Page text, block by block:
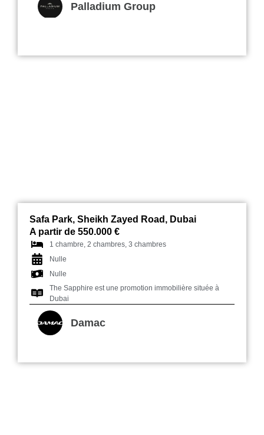
Palladium Group
Safa Park, Sheikh Zayed Road, Dubai
A partir de 550.000 €
1 chambre, 2 chambres, 3 chambres
Nulle
Nulle
The Sapphire est une promotion immobilière située à
Dubai
Damac